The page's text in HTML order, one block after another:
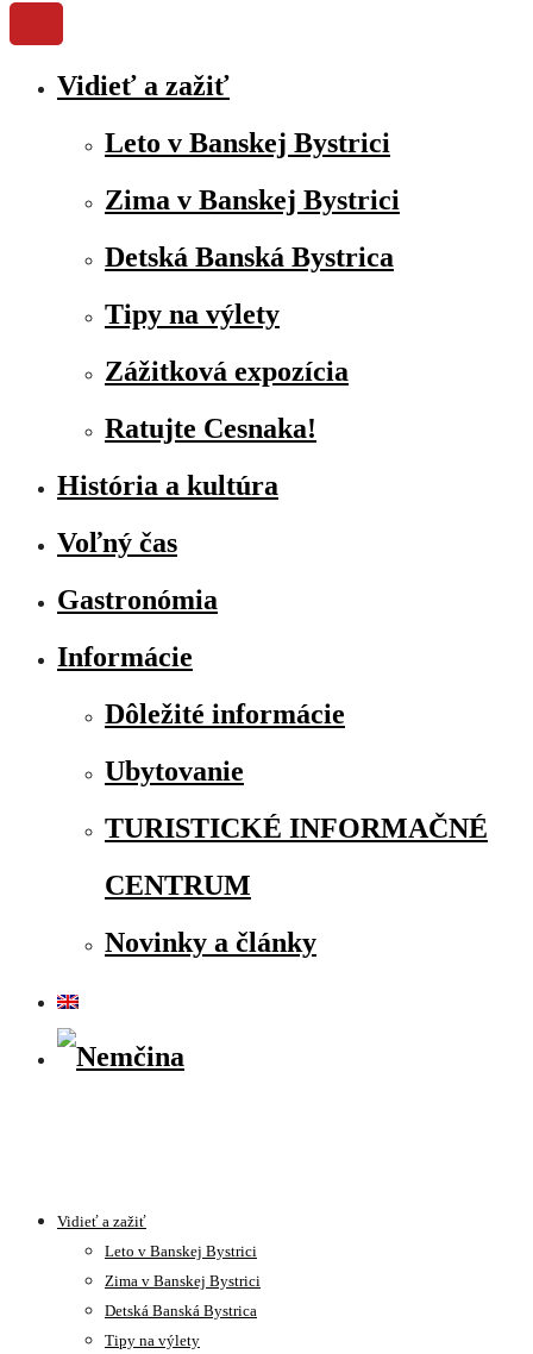
Vidieť a zažiť
Leto v Banskej Bystrici
Zima v Banskej Bystrici
Detská Banská Bystrica
Tipy na výlety
Zážitková expozícia
Ratujte Cesnaka!
História a kultúra
Voľný čas
Gastronómia
Informácie
Dôležité informácie
Ubytovanie
TURISTICKÉ INFORMAČNÉ
CENTRUM
Novinky a články
Vidieť a zažiť
Leto v Banskej Bystrici
Zima v Banskej Bystrici
Detská Banská Bystrica
Tipy na výlety